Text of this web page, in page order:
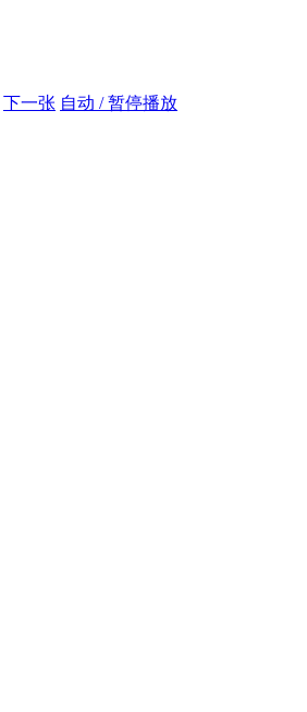
下一张 自动 / 暂停播放